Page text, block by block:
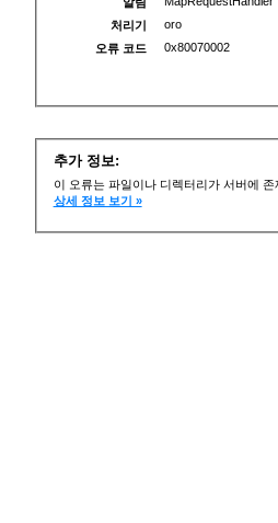
처리기
oro
오류 코드
0x80070002
추가 정보:
이 오류는 파일이나 디렉터리가 서버에
상세 정보 보기 »